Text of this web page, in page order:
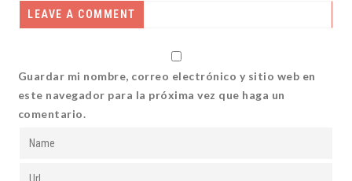
LEAVE A COMMENT
Guardar mi nombre, correo electrónico y sitio web en
este navegador para la próxima vez que haga un
comentario.